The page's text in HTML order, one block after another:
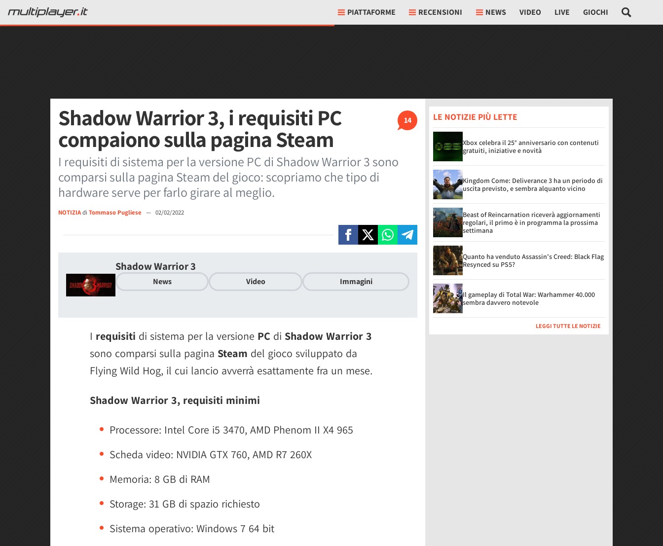
PIATTAFORME RECENSIONI NEWS VIDEO LIVE GIOCHI
14
Shadow Warrior 3, i requisiti PC
compaiono sulla pagina Steam
I requisiti di sistema per la versione PC di Shadow Warrior 3 sono
comparsi sulla pagina Steam del gioco: scopriamo che tipo di
hardware serve per farlo girare al meglio.
NOTIZIAdi Tommaso Pugliese — 02/02/2022
Shadow Warrior 3
News Video Immagini
I requisiti di sistema per la versione PC di Shadow Warrior 3
sono comparsi sulla pagina Steam del gioco sviluppato da
Flying Wild Hog, il cui lancio avverrà esattamente fra un mese.
Shadow Warrior 3, requisiti minimi
Processore: Intel Core i5 3470, AMD Phenom II X4 965
Scheda video: NVIDIA GTX 760, AMD R7 260X
Memoria: 8 GB di RAM
Storage: 31 GB di spazio richiesto
Sistema operativo: Windows 7 64 bit
LE NOTIZIE PIÙ LETTE
Xbox celebra il 25° anniversario con contenuti
gratuiti, iniziative e novità
Kingdom Come: Deliverance 3 ha un periodo di
uscita previsto, e sembra alquanto vicino
Beast of Reincarnation riceverà aggiornamenti
regolari, il primo è in programma la prossima
settimana
Quanto ha venduto Assassin's Creed: Black Flag
Resynced su PS5?
Il gameplay di Total War: Warhammer 40.000
sembra davvero notevole
LEGGI TUTTE LE NOTIZIE